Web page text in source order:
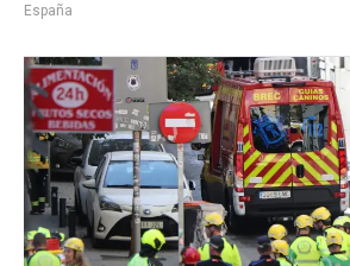
España